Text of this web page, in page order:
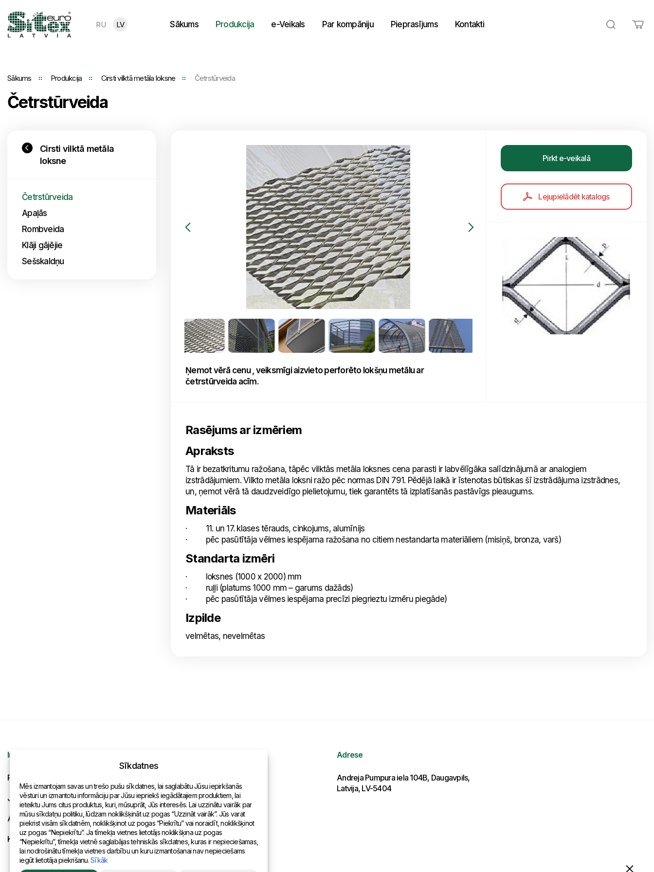
RU LV Sākums Produkcija e-Veikals Par kompāniju Pieprasījums Kontakti
Sākums Produkcija Cirsti vilktā metāla loksne Četrstūrveida
Četrstūrveida
Cirsti vilktā metāla
loksne
Četrstūrveida
Apaļās
Rombveida
Klāji gājējie
Sešskaldņu
Ņemot vērā cenu , veiksmīgi aizvieto perforēto lokšņu metālu ar
četrstūrveida acīm.
Pirkt e-veikalā
Lejupielādēt katalogs
Rasējums ar izmēriem
Apraksts
Tā ir bezatkritumu ražošana, tāpēc vilktās metāla loksnes cena parasti ir labvēlīgāka salīdzinājumā ar analogiem
izstrādājumiem. Vilkto metāla loksni ražo pēc normas DIN 791. Pēdējā laikā ir īstenotas būtiskas šī izstrādājuma izstrādnes,
un, ņemot vērā tā daudzveidīgo pielietojumu, tiek garantēts tā izplatīšanās pastāvīgs pieaugums.
Materiāls
· 11. un 17. klases tērauds, cinkojums, alumīnijs
· pēc pasūtītāja vēlmes iespējama ražošana no citiem nestandarta materiāliem (misiņš, bronza, varš)
Standarta izmēri
· loksnes (1000 x 2000) mm
· ruļļi (platums 1000 mm – garums dažāds)
· pēc pasūtītāja vēlmes iespējama precīzi piegrieztu izmēru piegāde)
Izpilde
velmētas, nevelmētas
Informācija
Pieprasījums
Jaunumi
Apmaksa un piegāde
Konfidencialitātes politika
Pārstāvniecības pasaulē
Adrese
Andreja Pumpura iela 104B, Daugavpils,
Latvija, LV-5404
Sīkdatnes
Mēs izmantojam savas un trešo pušu sīkdatnes, lai saglabātu Jūsu iepirkšanās
vēsturi un izmantotu informāciju par Jūsu iepriekš iegādātajiem produktiem, lai
ieteiktu Jums citus produktus, kuri, mūsuprāt, Jūs interesēs. Lai uzzinātu vairāk par
mūsu sīkdatņu politiku, lūdzam noklikšķināt uz pogas “Uzzināt vairāk”. Jūs varat
piekrist visām sīkdatnēm, noklikšķinot uz pogas “Piekrītu” vai noraidīt, noklikšķinot
uz pogas “Nepiekrītu”. Ja tīmekļa vietnes lietotājs noklikšķina uz pogas
“Nepiekrītu”, tīmekļa vietnē saglabājas tehniskās sīkdatnes, kuras ir nepieciešamas,
lai nodrošinātu tīmekļa vietnes darbību un kuru izmantošanai nav nepieciešams
iegūt lietotāja piekrišanu.Sīkāk